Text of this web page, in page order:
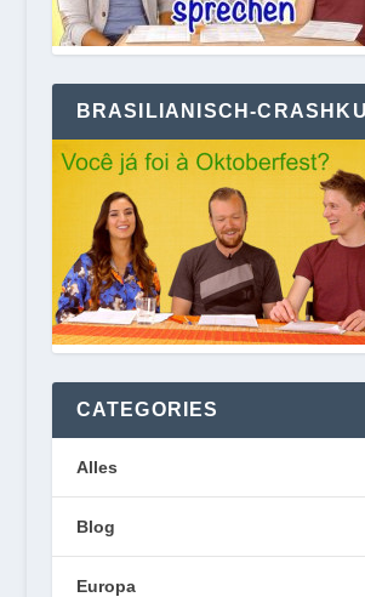
BRASILIANISCH-
CATEGORIES
Alles
Blog
Europa